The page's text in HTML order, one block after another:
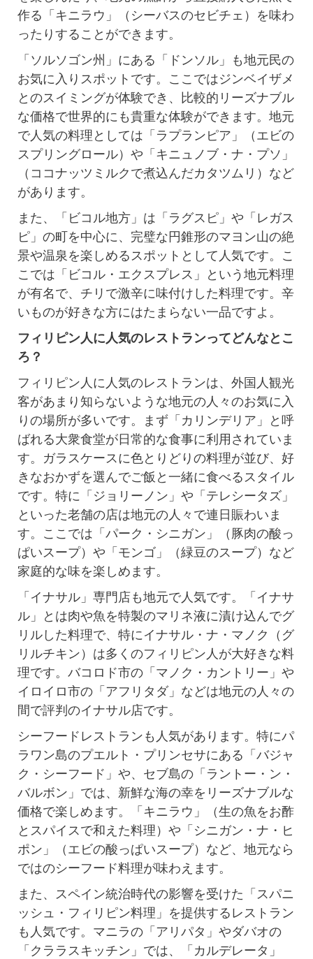
作る「キニラウ」（シーバスのセビチェ）を味わ
ったりすることができます。
「ソルソゴン州」にある「ドンソル」も地元民の
お気に入りスポットです。ここではジンベイザメ
とのスイミングが体験でき、比較的リーズナブル
な価格で世界的にも貴重な体験ができます。地元
で人気の料理としては「ラプランピア」（エビの
スプリングロール）や「キニュノブ・ナ・プソ」
（ココナッツミルクで煮込んだカタツムリ）など
があります。
また、「ビコル地方」は「ラグスピ」や「レガス
ピ」の町を中心に、完璧な円錐形のマヨン山の絶
景や温泉を楽しめるスポットとして人気です。こ
こでは「ビコル・エクスプレス」という地元料理
が有名で、チリで激辛に味付けした料理です。辛
いものが好きな方にはたまらない一品ですよ。
フィリピン人に人気のレストランってどんなとこ
ろ？
フィリピン人に人気のレストランは、外国人観光
客があまり知らないような地元の人々のお気に入
りの場所が多いです。まず「カリンデリア」と呼
ばれる大衆食堂が日常的な食事に利用されていま
す。ガラスケースに色とりどりの料理が並び、好
きなおかずを選んでご飯と一緒に食べるスタイル
です。特に「ジョリーノン」や「テレシータズ」
といった老舗の店は地元の人々で連日賑わいま
す。ここでは「パーク・シニガン」（豚肉の酸っ
ぱいスープ）や「モンゴ」（緑豆のスープ）など
家庭的な味を楽しめます。
「イナサル」専門店も地元で人気です。「イナサ
ル」とは肉や魚を特製のマリネ液に漬け込んでグ
リルした料理で、特にイナサル・ナ・マノク（グ
リルチキン）は多くのフィリピン人が大好きな料
理です。バコロド市の「マノク・カントリー」や
イロイロ市の「アフリタダ」などは地元の人々の
間で評判のイナサル店です。
シーフードレストランも人気があります。特にパ
ラワン島のプエルト・プリンセサにある「バジャ
ク・シーフード」や、セブ島の「ラントー・ン・
バルボン」では、新鮮な海の幸をリーズナブルな
価格で楽しめます。「キニラウ」（生の魚をお酢
とスパイスで和えた料理）や「シニガン・ナ・ヒ
ポン」（エビの酸っぱいスープ）など、地元なら
ではのシーフード料理が味わえます。
また、スペイン統治時代の影響を受けた「スパニ
ッシュ・フィリピン料理」を提供するレストラン
も人気です。マニラの「アリパタ」やダバオの
「クララスキッチン」では、「カルデレータ」